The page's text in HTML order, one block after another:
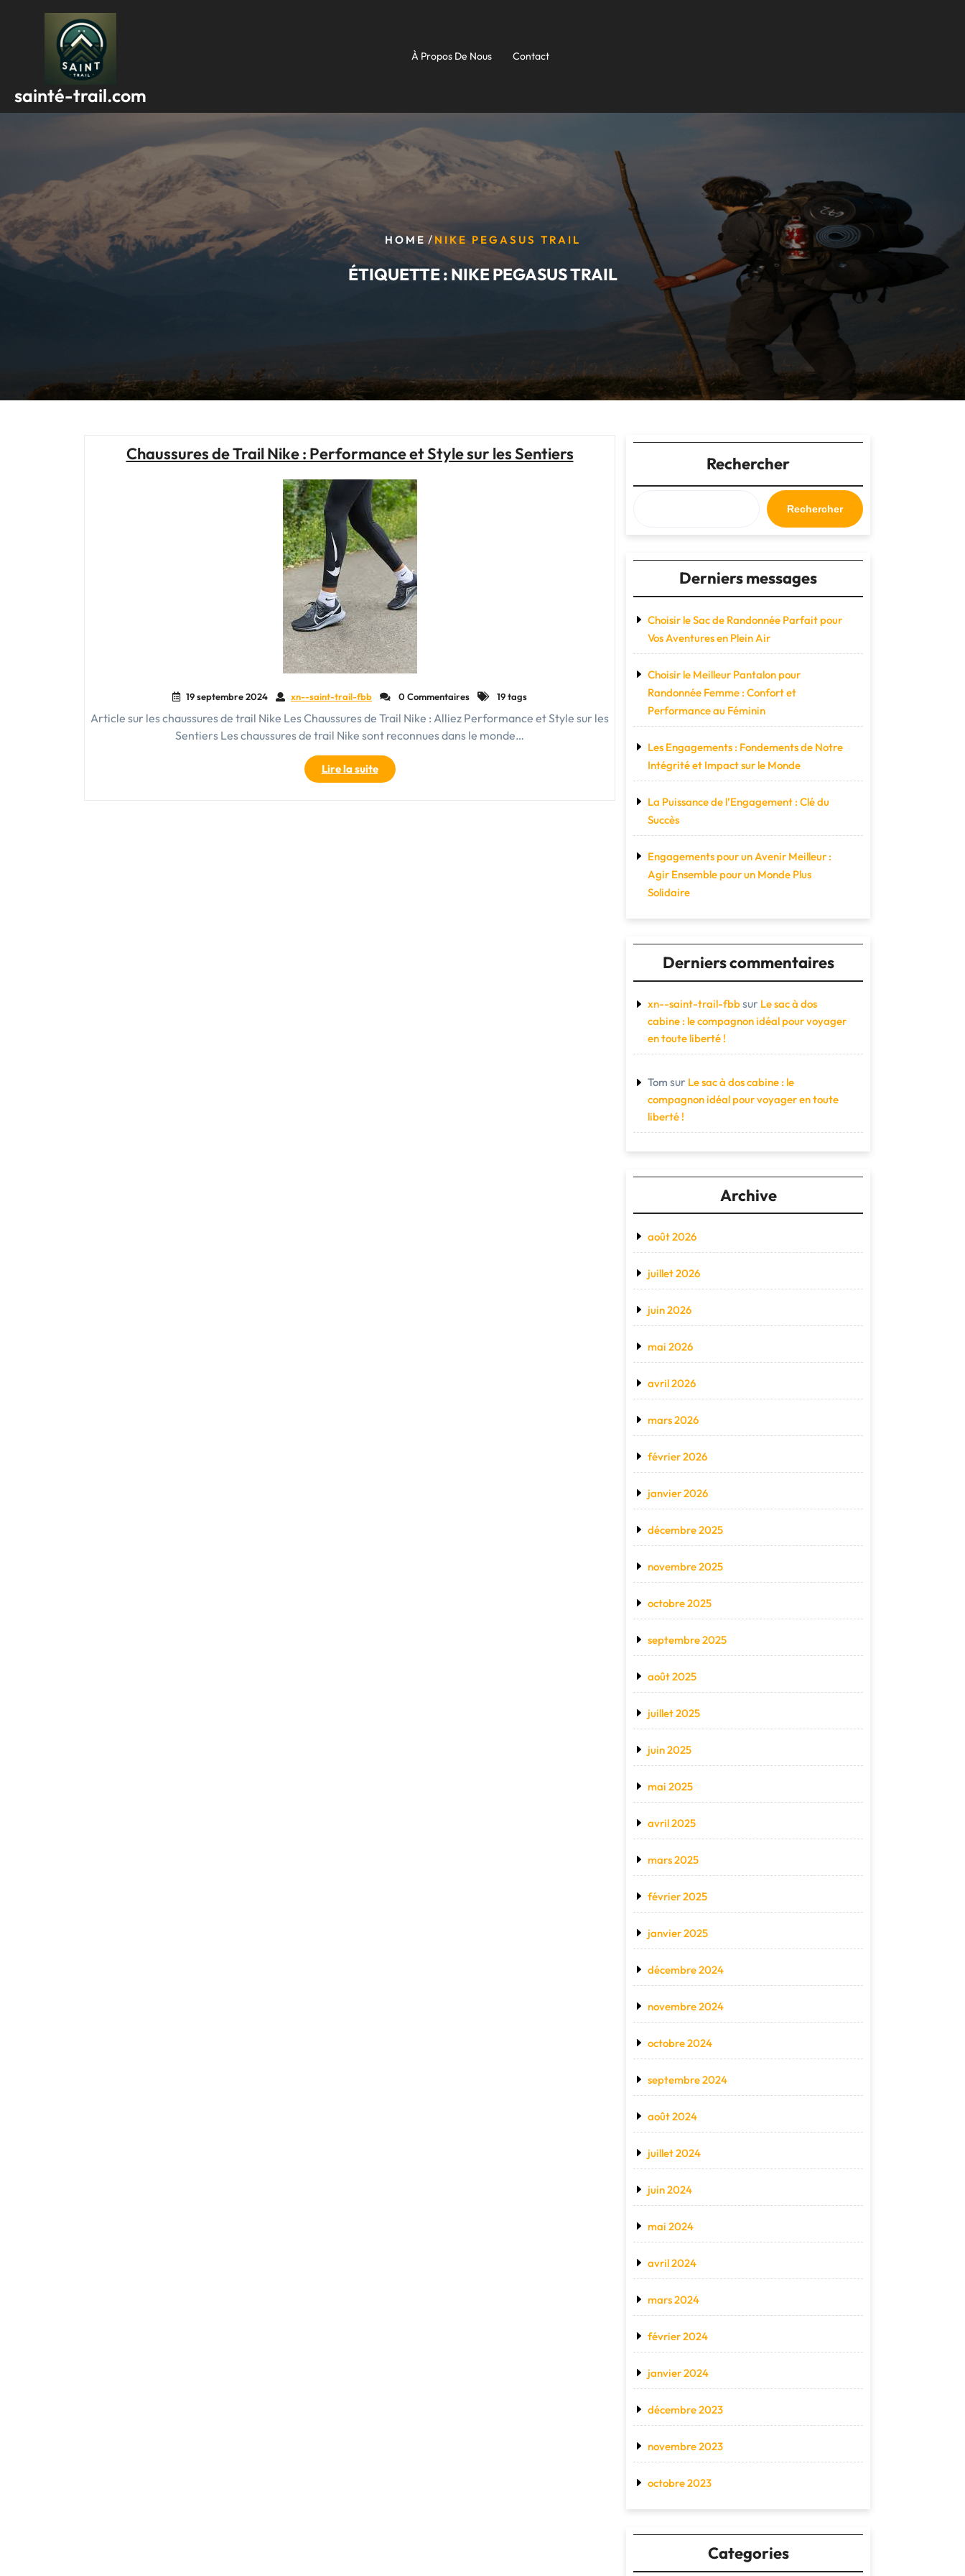
sainté-trail.com
À Propos De Nous Contact
HOME / NIKE PEGASUS TRAIL
ÉTIQUETTE : NIKE PEGASUS TRAIL
Chaussures de Trail Nike : Performance et Style sur les Sentiers
19 septembre 2024 xn--saint-trail-fbb 0 Commentaires 19 tags
Article sur les chaussures de trail Nike Les Chaussures de Trail Nike : Alliez Performance et Style sur les
Sentiers Les chaussures de trail Nike sont reconnues dans le monde…
Lire la suite"Chaussures
de
Trail
Rechercher
Rechercher
Derniers messages
Choisir le Sac de Randonnée Parfait pour
Vos Aventures en Plein Air
Choisir le Meilleur Pantalon pour
Randonnée Femme : Confort et
Performance au Féminin
Les Engagements : Fondements de Notre
Intégrité et Impact sur le Monde
La Puissance de l’Engagement : Clé du
Succès
Engagements pour un Avenir Meilleur :
Agir Ensemble pour un Monde Plus
Solidaire
Derniers commentaires
xn--saint-trail-fbbsur Le sac à dos
cabine : le compagnon idéal pour voyager
en toute liberté !
Tom sur Le sac à dos cabine : le
compagnon idéal pour voyager en toute
liberté !
Archive
août 2026
juillet 2026
juin 2026
mai 2026
avril 2026
mars 2026
février 2026
janvier 2026
décembre 2025
novembre 2025
octobre 2025
septembre 2025
août 2025
juillet 2025
juin 2025
mai 2025
avril 2025
mars 2025
février 2025
janvier 2025
décembre 2024
novembre 2024
octobre 2024
septembre 2024
août 2024
juillet 2024
juin 2024
mai 2024
avril 2024
mars 2024
février 2024
janvier 2024
décembre 2023
novembre 2023
octobre 2023
Categories